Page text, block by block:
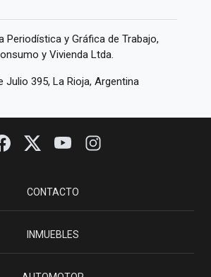
Periodística y Gráfica de Trabajo,
y Vivienda Ltda.
Julio 395, La Rioja, Argentina
CONTACTO
INMUEBLES